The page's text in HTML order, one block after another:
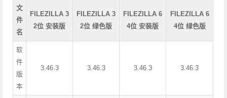
文
件
名
FILEZILLA 3
2位 安装版
FILEZILLA 3
2位 绿色版
FILEZILLA 6
4位 安装版
FILEZILLA 6
4位 绿色版
软
件
版
本
3.46.3 3.46.3 3.46.3 3.46.3